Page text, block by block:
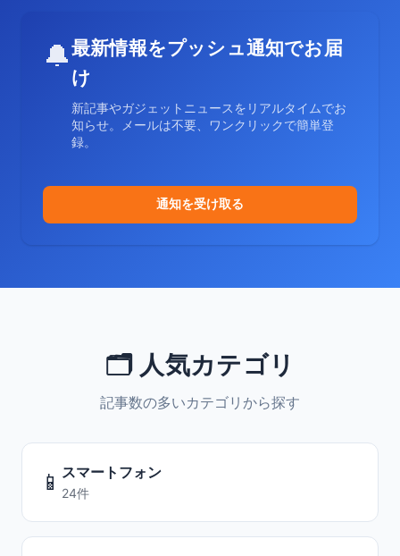
🔔最新情報をプッシュ通知でお届
け
新記事やガジェットニュースをリアルタイムでお
知らせ。メールは不要、ワンクリックで簡単登
録。
通知を受け取る
🗂️ 人気カテゴリ
記事数の多いカテゴリから探す
📱 スマートフォン
24件